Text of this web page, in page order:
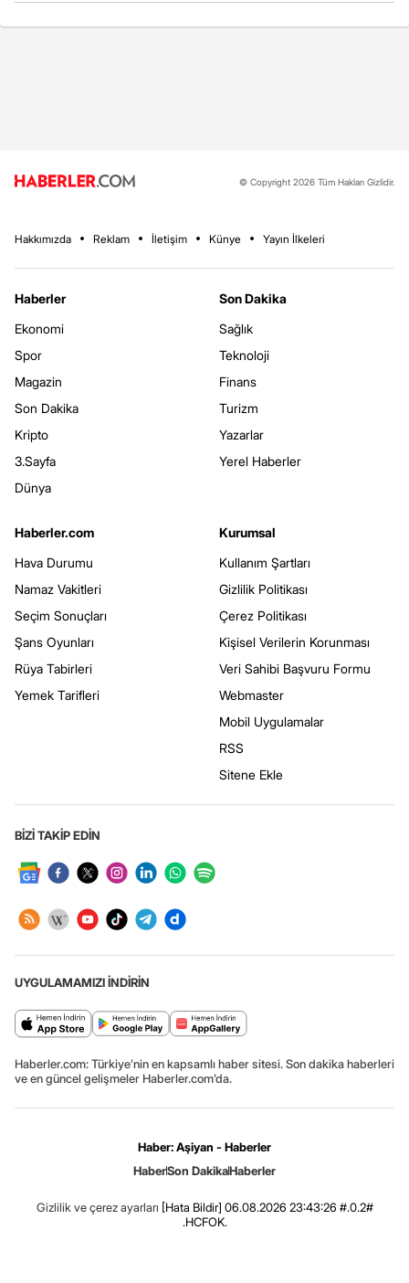
© Copyright 2026 Tüm Hakları Gizlidir.
Hakkımızda Reklam İletişim Künye Yayın İlkeleri
Haberler
Ekonomi
Spor
Magazin
Son Dakika
Kripto
3.Sayfa
Dünya
Son Dakika
Sağlık
Teknoloji
Finans
Turizm
Yazarlar
Yerel Haberler
Haberler.com
Hava Durumu
Namaz Vakitleri
Seçim Sonuçları
Şans Oyunları
Rüya Tabirleri
Yemek Tarifleri
Kurumsal
Kullanım Şartları
Gizlilik Politikası
Çerez Politikası
Kişisel Verilerin Korunması
Veri Sahibi Başvuru Formu
Webmaster
Mobil Uygulamalar
RSS
Sitene Ekle
BİZİ TAKİP EDİN
UYGULAMAMIZI İNDİRİN
Haberler.com: Türkiye’nin en kapsamlı haber sitesi. Son dakika haberleri
ve en güncel gelişmeler Haberler.com’da.
Haber: Aşiyan - Haberler
HaberSon DakikaHaberler
Gizlilik ve çerez ayarları [Hata Bildir] 06.08.2026 23:43:26 #.0.2#
.HCFOK.